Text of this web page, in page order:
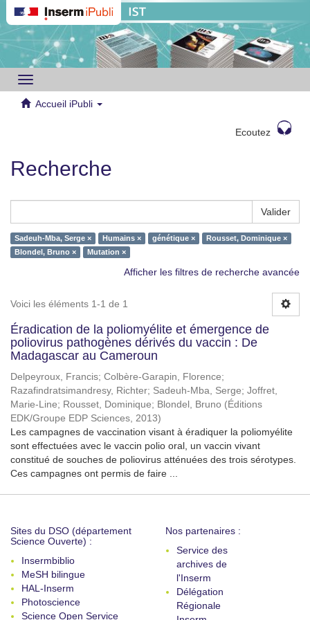
Toggle
navigation
Accueil iPubli
Ecoutez
Recherche
Valider
Sadeuh-Mba, Serge × Humains × génétique ×
Rousset, Dominique ×
Blondel, Bruno ×
Mutation ×
Afficher les filtres de recherche avancée
Voici les éléments 1-1 de 1
Éradication de la poliomyélite et émergence de
poliovirus pathogènes dérivés du vaccin : De
Madagascar au Cameroun
Delpeyroux, Francis; Colbère-Garapin, Florence;
Razafindratsimandresy, Richter; Sadeuh-Mba, Serge; Joffret,
Marie-Line; Rousset, Dominique; Blondel, Bruno (Éditions
EDK/Groupe EDP Sciences, 2013)
Les campagnes de vaccination visant à éradiquer la poliomyélite
sont effectuées avec le vaccin polio oral, un vaccin vivant
constitué de souches de poliovirus atténuées des trois sérotypes.
Ces campagnes ont permis de faire ...
Sites du DSO (département
Science Ouverte) :
Insermbiblio
MeSH bilingue
HAL-Inserm
Photoscience
Science Open Service
Nos partenaires :
Service des
archives de
l'Inserm
Délégation
Régionale